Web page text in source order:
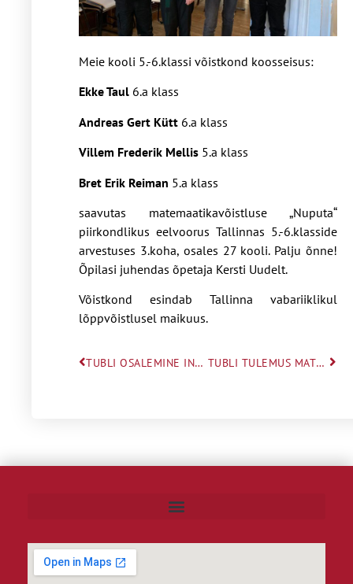
Meie kooli 5.-6.klassi võistkond koosseisus:
Ekke Taul 6.a klass
Andreas Gert Kütt 6.a klass
Villem Frederik Mellis 5.a klass
Bret Erik Reiman 5.a klass
saavutas matemaatikavõistluse „Nuputa“
piirkondlikus eelvoorus Tallinnas 5.-6.klasside
arvestuses 3.koha, osales 27 kooli. Palju õnne!
Õpilasi juhendas õpetaja Kersti Uudelt.
Võistkond esindab Tallinna vabariiklikul
lõppvõistlusel maikuus.
TUBLI OSALEMINE INGLISE KEELE AINEVÕISTLUSEL TUBLI TULEMUS MATEMAATIKAÜLESANNETE LAHENDAMISE VÕISTLUSEL